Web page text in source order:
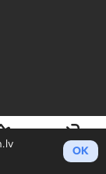
IeietOK